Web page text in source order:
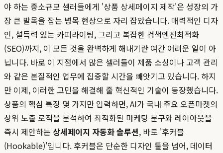
야 하는 중소규모 셀러들에게 '상품 상세페이지 제작'은 성장의 가
장 큰 발목을 잡는 병목 현상으로 자리 잡았습니다. 매력적인 디자
인, 설득력 있는 카피라이팅, 그리고 복잡한 검색엔진최적화
(SEO)까지, 이 모든 것을 완벽하게 해내기란 여간 어려운 일이 아
닙니다. 바로 이 지점에서 많은 셀러들이 제품 소싱이나 고객 관리
와 같은 본질적인 업무에 집중할 시간을 빼앗기고 있습니다. 하지
만 이제, 이러한 고민을 해결해 줄 혁신적인 기술이 등장했습니다.
상품의 핵심 특징 몇 가지만 입력하면, AI가 국내 주요 오픈마켓의
상위 노출 로직을 분석하여 최적화된 마케팅 문구와 레이아웃을
즉시 제안하는 상세페이지 자동화 솔루션, 바로 '후커블
(Hookable)'입니다. 후커블은 단순한 디자인 툴을 넘어, 데이터